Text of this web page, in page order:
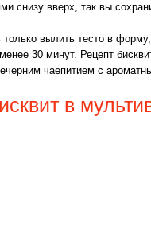
снизу вверх, так вы
только вылить тесто в
30 минут. Рецепт
чаепитием с
в